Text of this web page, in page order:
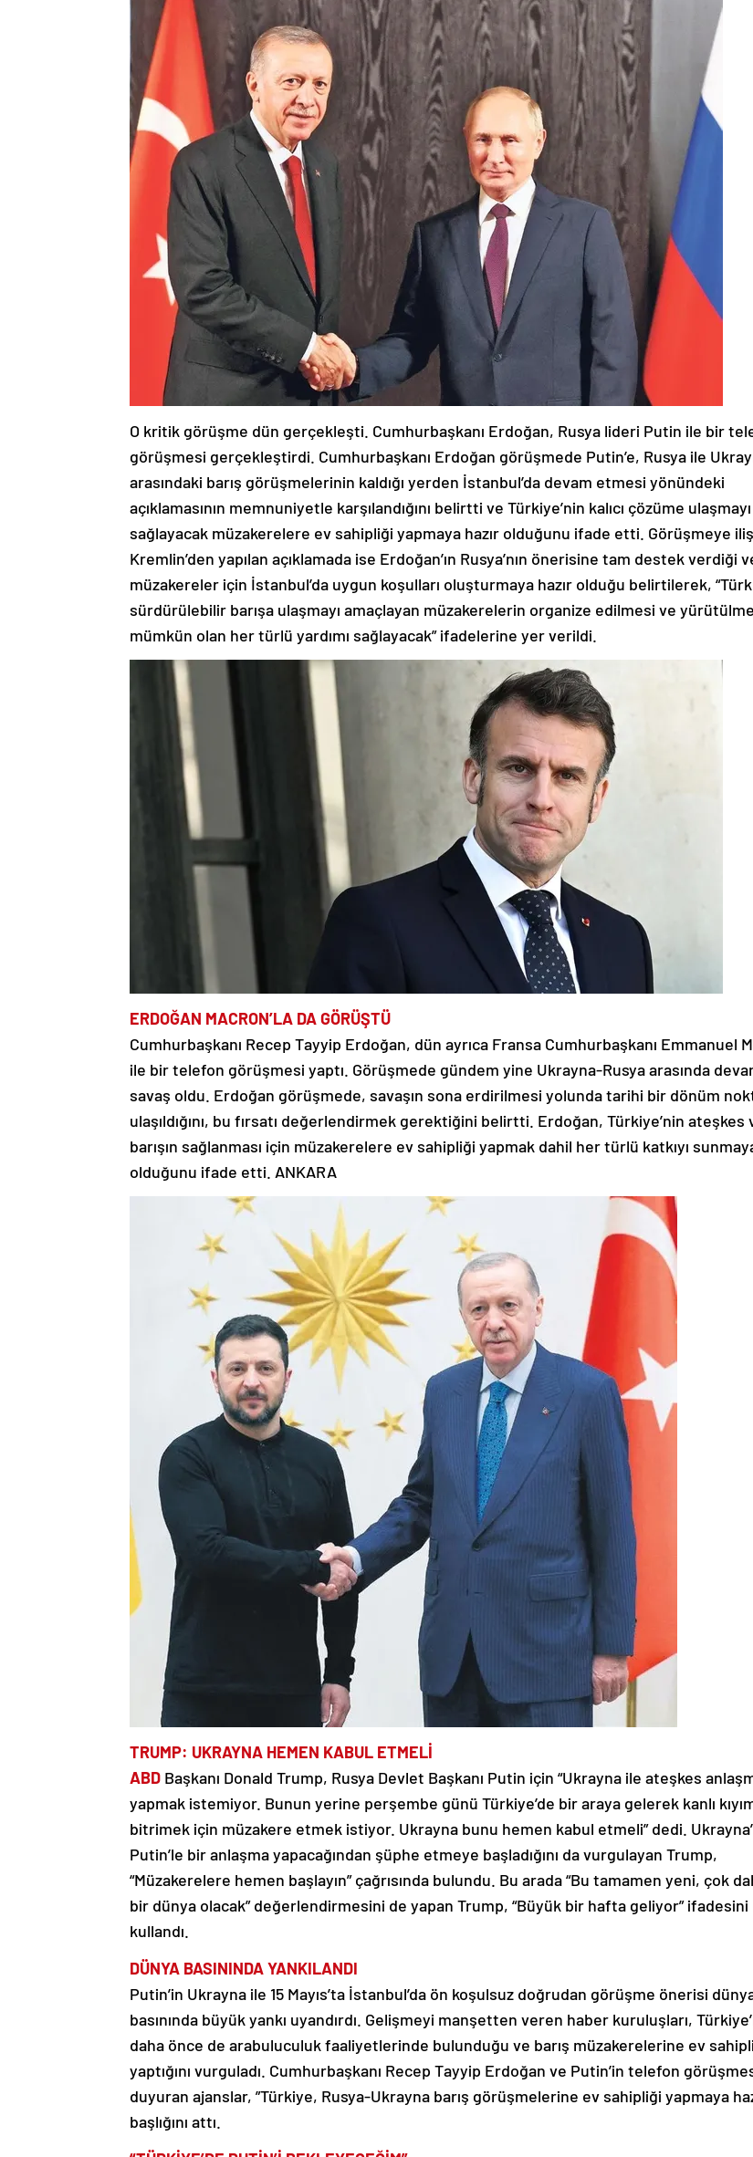
O kritik görüşme dün gerçekleşti. Cumhurbaşkanı Erdoğan, Rusya lideri Putin ile bir
görüşmesi gerçekleştirdi. Cumhurbaşkanı Erdoğan görüşmede Putin’e, Rusya ile
arasındaki barış görüşmelerinin kaldığı yerden İstanbul’da devam etmesi yönündeki
açıklamasının memnuniyetle karşılandığını belirtti ve Türkiye’nin kalıcı çözüme ulaşmayı
sağlayacak müzakerelere ev sahipliği yapmaya hazır olduğunu ifade etti. Görüşmeye
Kremlin’den yapılan açıklamada ise Erdoğan’ın Rusya’nın önerisine tam destek verdiği
müzakereler için İstanbul’da uygun koşulları oluşturmaya hazır olduğu belirtilerek,
sürdürülebilir barışa ulaşmayı amaçlayan müzakerelerin organize edilmesi ve
mümkün olan her türlü yardımı sağlayacak” ifadelerine yer verildi.
ERDOĞAN MACRON’LA DA GÖRÜŞTÜ
Cumhurbaşkanı Recep Tayyip Erdoğan, dün ayrıca Fransa Cumhurbaşkanı Emmanuel
ile bir telefon görüşmesi yaptı. Görüşmede gündem yine Ukrayna-Rusya arasında
savaş oldu. Erdoğan görüşmede, savaşın sona erdirilmesi yolunda tarihi bir dönüm
ulaşıldığını, bu fırsatı değerlendirmek gerektiğini belirtti. Erdoğan, Türkiye’nin ateşkes
barışın sağlanması için müzakerelere ev sahipliği yapmak dahil her türlü katkıyı
olduğunu ifade etti. ANKARA
TRUMP: UKRAYNA HEMEN KABUL ETMELİ
ABD Başkanı Donald Trump, Rusya Devlet Başkanı Putin için “Ukrayna ile ateşkes
yapmak istemiyor. Bunun yerine perşembe günü Türkiye’de bir araya gelerek kanlı
bitrimek için müzakere etmek istiyor. Ukrayna bunu hemen kabul etmeli” dedi.
Putin’le bir anlaşma yapacağından şüphe etmeye başladığını da vurgulayan Trump,
“Müzakerelere hemen başlayın” çağrısında bulundu. Bu arada “Bu tamamen yeni, çok
bir dünya olacak” değerlendirmesini de yapan Trump, “Büyük bir hafta geliyor” ifadesini
kullandı.
DÜNYA BASININDA YANKILANDI
Putin’in Ukrayna ile 15 Mayıs’ta İstanbul’da ön koşulsuz doğrudan görüşme önerisi
basınında büyük yankı uyandırdı. Gelişmeyi manşetten veren haber kuruluşları,
daha önce de arabuluculuk faaliyetlerinde bulunduğu ve barış müzakerelerine ev
yaptığını vurguladı. Cumhurbaşkanı Recep Tayyip Erdoğan ve Putin’in telefon
duyuran ajanslar, ”Türkiye, Rusya-Ukrayna barış görüşmelerine ev sahipliği yapmaya
başlığını attı.